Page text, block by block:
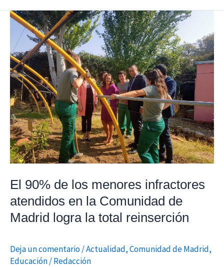
El 90% de los menores infractores
atendidos en la Comunidad de
Madrid logra la total reinserción
Deja un comentario/Actualidad,Comunidad de Madrid,
Educación/Redacción
El
90%
de
los
menores
infractores
atendidos
en
la
Comunidad
de
logra
la
total